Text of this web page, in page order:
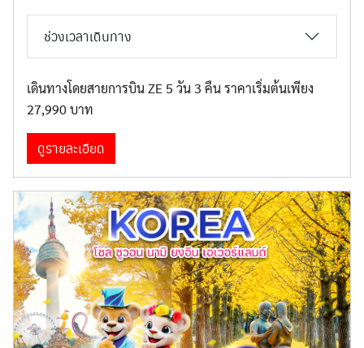
ช่วงเวลาเดินทาง
เดินทางโดยสายการบิน ZE 5 วัน 3 คืน ราคาเริ่มต้นเพียง
27,990 บาท
ดูรายละเอียด